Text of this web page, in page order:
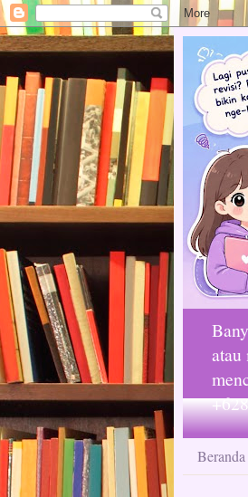
atau
Beranda